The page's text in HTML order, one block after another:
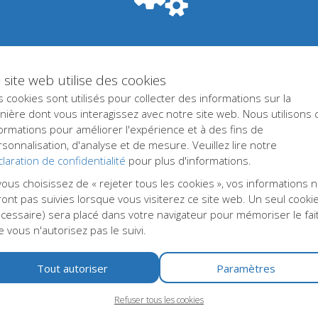
le reciblage. Stop Darmkanker Forms utilise cette technique
dédiées aux utilisateurs internet qui se sont intéressés
Darmkanker Forms est convaincu que l'affichage de
de ces publicités sur les pages des partenaires
vos données personnelles. Vous pouvez également
ou demander la fourniture de vos données sous une
la traitement de vos données personnelles, consultez
vous identifier, et les données personnelles que nous
et notre déclaration sur la vie privée. Lorsqu'il s'agit de la
Vous pouvez les retrouver dans les paramètres de
ce site web
de cookies sur ce site web via la "barre de cookies"
alors
ou sur le bouton en bas de la page pour modifier les
site web utilise des cookies
cookies sont utilisés pour collecter des informations sur la
dont vous interagissez avec notre site web. Nous utilisons
pour améliorer l'expérience et à des fins de
d'analyse et de mesure. Veuillez lire notre
de confidentialité pour plus d'informations.
choisissez de « rejeter tous les cookies », vos informations
pas suivies lorsque vous visiterez ce site web. Un seul cookie
sera placé dans votre navigateur pour mémoriser le
vous n'autorisez pas le suivi.
Tout autoriser Paramètres
Refuser tous les cookies